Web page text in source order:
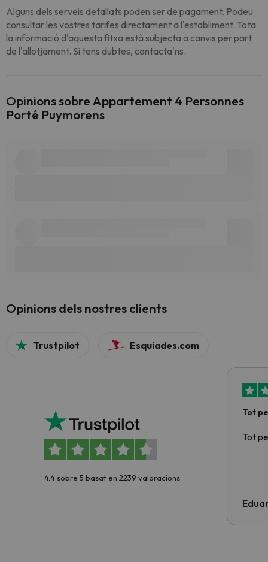
Alguns dels serveis detallats poden ser de pagament. Podeu
consultar les vostres tarifes directament a l'establiment. Tota
la informació d'aquesta fitxa està subjecta a canvis per part
de l'allotjament. Si tens dubtes, contacta'ns.
Opinions sobre Appartement 4 Personnes
Porté Puymorens
Opinions dels nostres clients
Trustpilot Esquiades.com
4.4 sobre 5 basat en 2239 valoracions
Tot
Tot